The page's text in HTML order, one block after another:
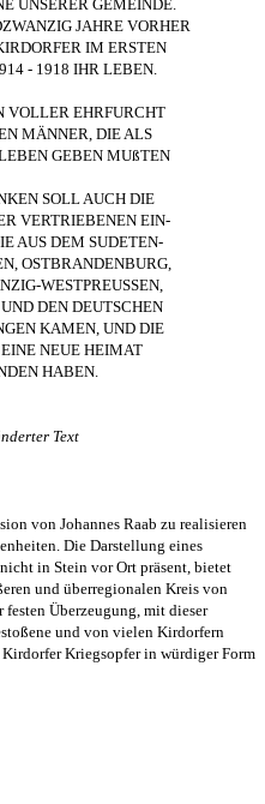
UNSERER GEMEINDE.
JAHRE VORHER
IM ERSTEN
- 1918 IHR LEBEN.
VOLLER EHRFURCHT
MÄNNER, DIE ALS
GEBEN MUßTEN
SOLL AUCH DIE
VERTRIEBENEN EIN-
AUS DEM SUDETEN-
OSTBRANDENBURG,
WESTPREUSSEN,
DEN DEUTSCHEN
KAMEN, UND DIE
NEUE HEIMAT
HABEN.
Text
von Johannes Raab zu realisieren
Die Darstellung eines
in Stein vor Ort präsent, bietet
und überregionalen Kreis von
festen Überzeugung, mit dieser
und von vielen Kirdorfern
Kriegsopfer in würdiger Form